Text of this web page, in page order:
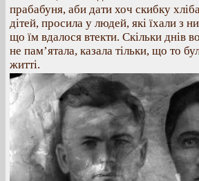
прабабуня, аби дати хоч скибку
дітей, просила у людей, які їхали з
що їм вдалося втекти. Скільки днів
не пам’ятала, казала тільки, що то
житті.